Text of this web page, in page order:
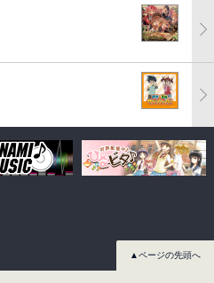
▲ページの先頭へ